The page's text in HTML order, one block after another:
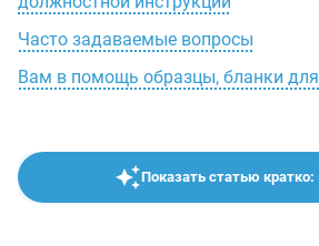
Часто задаваемые вопросы
Вам в помощь образцы, бланки
Показать статью кратко: